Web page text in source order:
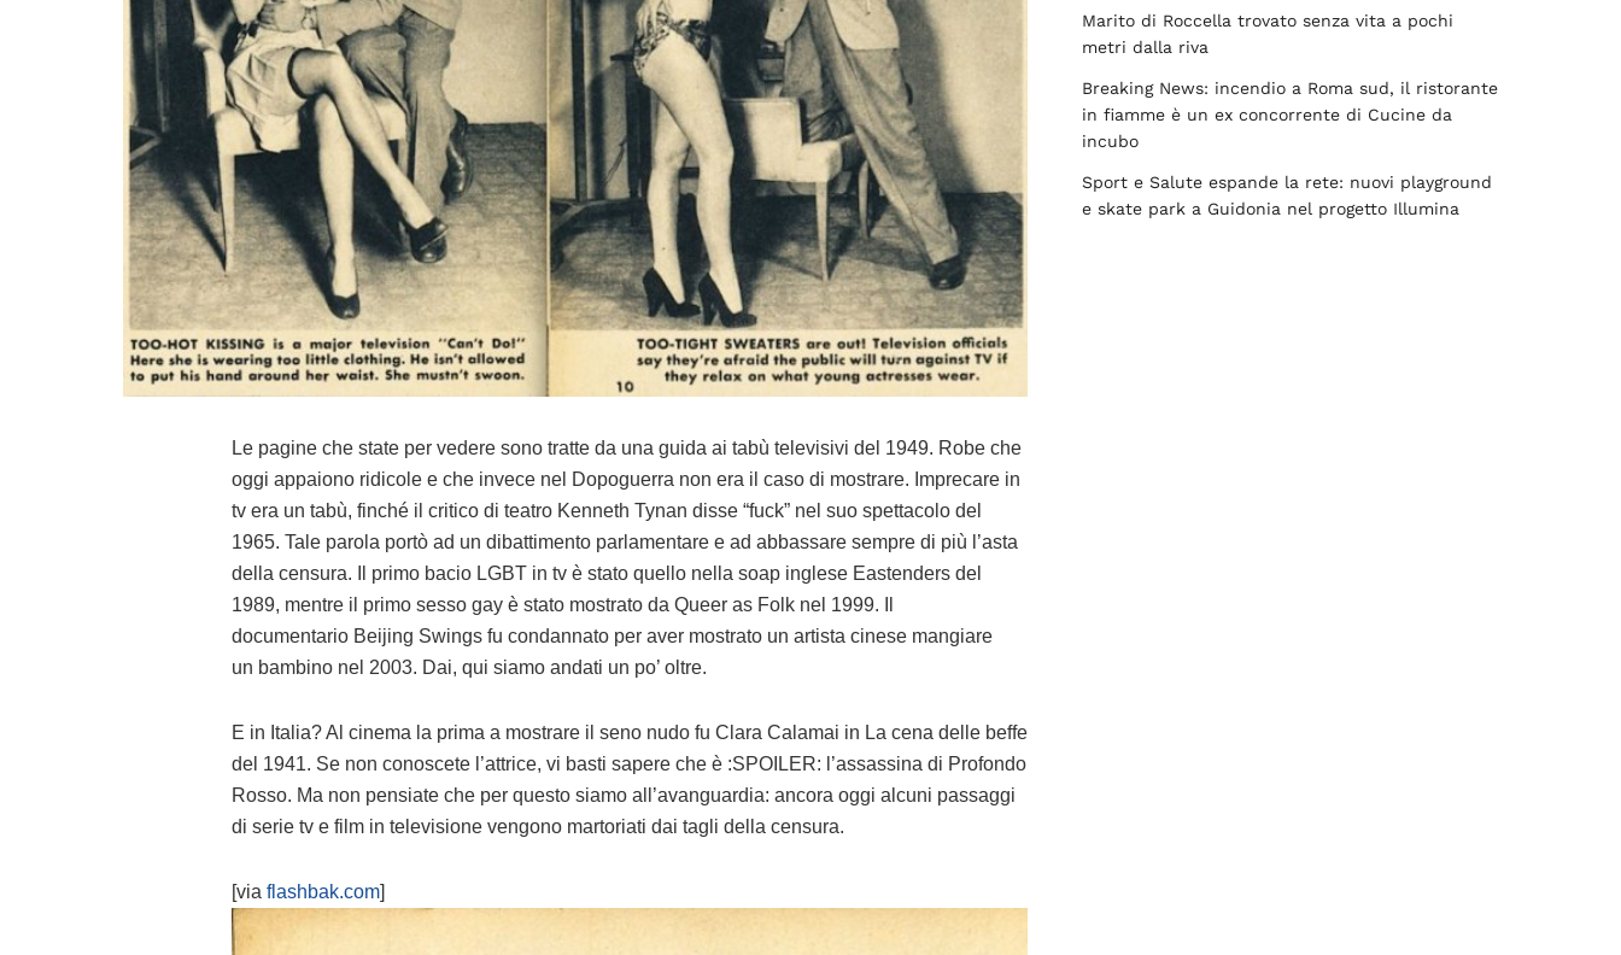
Le pagine che state per vedere sono tratte da una guida ai tabù televisivi del 1949. Robe che
oggi appaiono ridicole e che invece nel Dopoguerra non era il caso di mostrare. Imprecare in
tv era un tabù, finché il critico di teatro Kenneth Tynan disse “fuck” nel suo spettacolo del
1965. Tale parola portò ad un dibattimento parlamentare e ad abbassare sempre di più l’asta
della censura. Il primo bacio LGBT in tv è stato quello nella soap inglese Eastenders del
1989, mentre il primo sesso gay è stato mostrato da Queer as Folk nel 1999. Il
documentario Beijing Swings fu condannato per aver mostrato un artista cinese mangiare
un bambino nel 2003. Dai, qui siamo andati un po’ oltre.
E in Italia? Al cinema la prima a mostrare il seno nudo fu Clara Calamai in La cena delle beffe
del 1941. Se non conoscete l’attrice, vi basti sapere che è :SPOILER: l’assassina di Profondo
Rosso. Ma non pensiate che per questo siamo all’avanguardia: ancora oggi alcuni passaggi
di serie tv e film in televisione vengono martoriati dai tagli della censura.
[via flashbak.com]
Marito di Roccella trovato senza vita a pochi
metri dalla riva
Breaking News: incendio a Roma sud, il ristorante
in fiamme è un ex concorrente di Cucine da
incubo
Sport e Salute espande la rete: nuovi playground
e skate park a Guidonia nel progetto Illumina